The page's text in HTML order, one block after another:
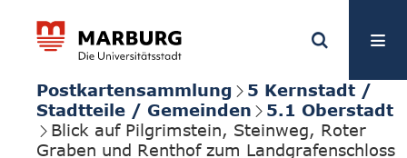
Postkartensammlung
5 Kernstadt /
Stadtteile / Gemeinden
5.1 Oberstadt
Blick auf Pilgrimstein, Steinweg, Roter
Graben und Renthof zum Landgrafenschloss